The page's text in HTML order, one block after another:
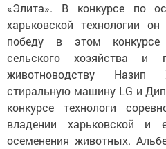
«Элита». В конкурсе по
харьковской технологии
победу в этом конкурсе
сельского хозяйства и
животноводству
стиральную машину LG и
конкурсе технологи
владении харьковской и
осеменения животных.